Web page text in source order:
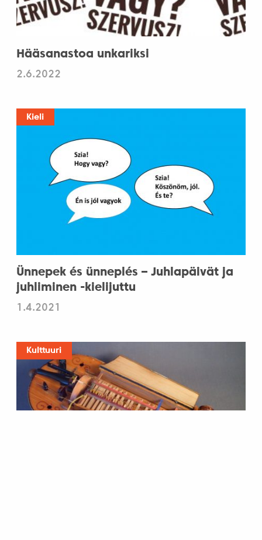
Hääsanastoa unkariksi
2.6.2022
Kieli
Ünnepek és ünneplés – Juhlapäivät ja
juhliminen -kielijuttu
1.4.2021
Kulttuuri